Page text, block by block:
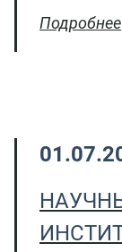
Подробнее